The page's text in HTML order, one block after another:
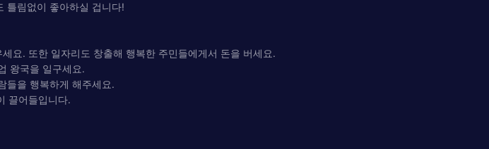
틀림없이 좋아하실 겁니다!
요. 또한 일자리도 창출해 행복한 주민들에게서 돈을 버세요.
왕국을 일구세요.
들을 행복하게 해주세요.
끌어들입니다.